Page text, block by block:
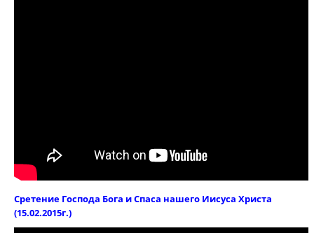
Сретение Господа Бога и Спаса нашего Иисуса Христа
(15.02.2015г.)